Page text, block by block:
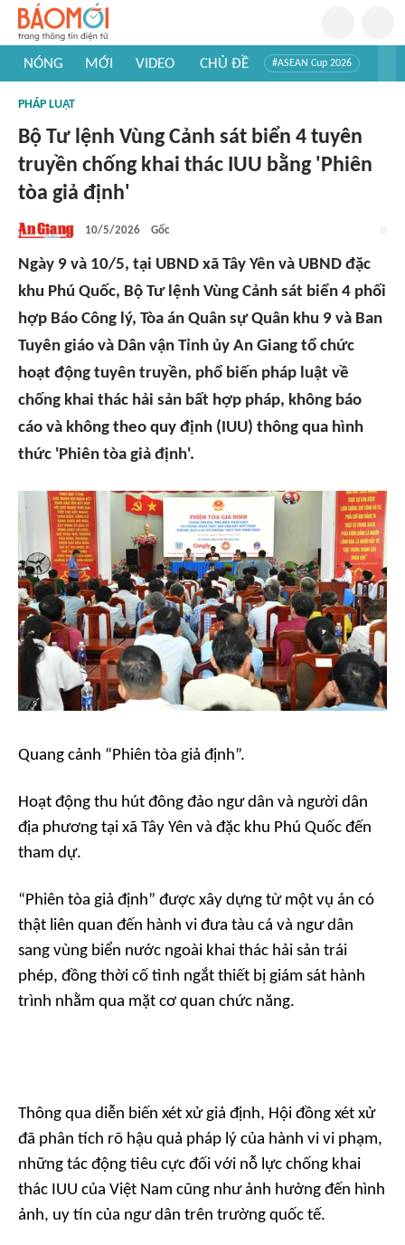
NÓNG MỚI VIDEO CHỦ ĐỀ #ASEAN Cup 2026
#Khám phá thế giới
PHÁP LUẬT
Bộ Tư lệnh Vùng Cảnh sát biển 4 tuyên
truyền chống khai thác IUU bằng 'Phiên
tòa giả định'
10/5/2026 Gốc
Ngày 9 và 10/5, tại UBND xã Tây Yên và UBND đặc
khu Phú Quốc, Bộ Tư lệnh Vùng Cảnh sát biển 4 phối
hợp Báo Công lý, Tòa án Quân sự Quân khu 9 và Ban
Tuyên giáo và Dân vận Tỉnh ủy An Giang tổ chức
hoạt động tuyên truyền, phổ biến pháp luật về
chống khai thác hải sản bất hợp pháp, không báo
cáo và không theo quy định (IUU) thông qua hình
thức 'Phiên tòa giả định'.
Quang cảnh “Phiên tòa giả định”.
Hoạt động thu hút đông đảo ngư dân và người dân
địa phương tại xã Tây Yên và đặc khu Phú Quốc đến
tham dự.
“Phiên tòa giả định” được xây dựng từ một vụ án có
thật liên quan đến hành vi đưa tàu cá và ngư dân
sang vùng biển nước ngoài khai thác hải sản trái
phép, đồng thời cố tình ngắt thiết bị giám sát hành
trình nhằm qua mặt cơ quan chức năng.
Thông qua diễn biến xét xử giả định, Hội đồng xét xử
đã phân tích rõ hậu quả pháp lý của hành vi vi phạm,
những tác động tiêu cực đối với nỗ lực chống khai
thác IUU của Việt Nam cũng như ảnh hưởng đến hình
ảnh, uy tín của ngư dân trên trường quốc tế.